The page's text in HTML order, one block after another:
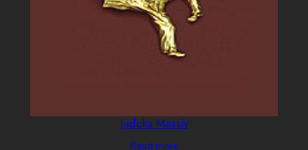
Judoka Massiv
Read more